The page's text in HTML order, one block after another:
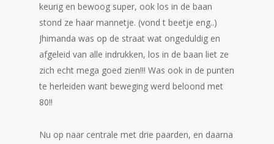
keurig en bewoog super, ook los in de baan
stond ze haar mannetje. (vond t beetje eng..)
Jhimanda was op de straat wat ongeduldig en
afgeleid van alle indrukken, los in de baan liet ze
zich echt mega goed zien!!! Was ook in de punten
te herleiden want beweging werd beloond met
80!!
Nu op naar centrale met drie paarden, en daarna